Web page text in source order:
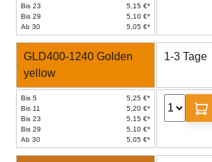
Bis 23
5,15 €*
Bis 29
5,10 €*
Ab 30
5,05 €*
GLD400-1240 Golden
yellow
1-3 Tage
Bis 5
5,25 €*
Bis 11
5,20 €*
Bis 23
5,15 €*
Bis 29
5,10 €*
Ab 30
5,05 €*